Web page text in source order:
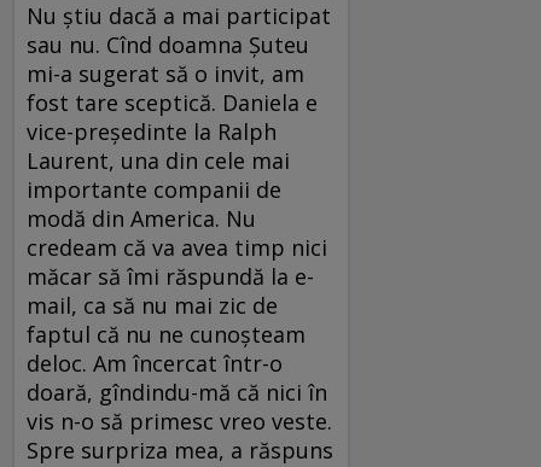
Nu ştiu dacă a mai participat
sau nu. Cînd doamna Şuteu
mi-a sugerat să o invit, am
fost tare sceptică. Daniela e
vice-preşedinte la Ralph
Laurent, una din cele mai
importante companii de
modă din America. Nu
credeam că va avea timp nici
măcar să îmi răspundă la e-
mail, ca să nu mai zic de
faptul că nu ne cunoşteam
deloc. Am încercat într-o
doară, gîndindu-mă că nici în
vis n-o să primesc vreo veste.
Spre surpriza mea, a răspuns